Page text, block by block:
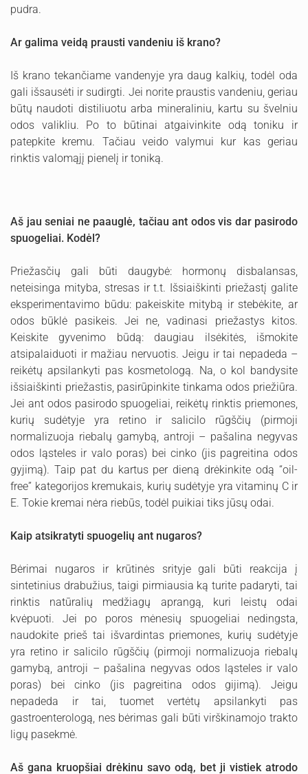
pudra.
Ar galima veidą prausti vandeniu iš krano?
Iš krano tekančiame vandenyje yra daug kalkių, todėl oda
gali išsausėti ir sudirgti. Jei norite praustis vandeniu, geriau
būtų naudoti distiliuotu arba mineraliniu, kartu su švelniu
odos valikliu. Po to būtinai atgaivinkite odą toniku ir
patepkite kremu. Tačiau veido valymui kur kas geriau
rinktis valomąjį pienelį ir toniką.
Aš jau seniai ne paauglė, tačiau ant odos vis dar pasirodo
spuogeliai. Kodėl?
Priežasčių gali būti daugybė: hormonų disbalansas,
neteisinga mityba, stresas ir t.t. Išsiaiškinti priežastį galite
eksperimentavimo būdu: pakeiskite mitybą ir stebėkite, ar
odos būklė pasikeis. Jei ne, vadinasi priežastys kitos.
Keiskite gyvenimo būdą: daugiau ilsėkitės, išmokite
atsipalaiduoti ir mažiau nervuotis. Jeigu ir tai nepadeda –
reikėtų apsilankyti pas kosmetologą. Na, o kol bandysite
išsiaiškinti priežastis, pasirūpinkite tinkama odos priežiūra.
Jei ant odos pasirodo spuogeliai, reikėtų rinktis priemones,
kurių sudėtyje yra retino ir salicilo rūgščių (pirmoji
normalizuoja riebalų gamybą, antroji – pašalina negyvas
odos ląsteles ir valo poras) bei cinko (jis pagreitina odos
gyjimą). Taip pat du kartus per dieną drėkinkite odą “oil-
free” kategorijos kremukais, kurių sudėtyje yra vitaminų C ir
E. Tokie kremai nėra riebūs, todėl puikiai tiks jūsų odai.
Kaip atsikratyti spuogelių ant nugaros?
Bėrimai nugaros ir krūtinės srityje gali būti reakcija į
sintetinius drabužius, taigi pirmiausia ką turite padaryti, tai
rinktis natūralių medžiagų aprangą, kuri leistų odai
kvėpuoti. Jei po poros mėnesių spuogeliai nedingsta,
naudokite prieš tai išvardintas priemones, kurių sudėtyje
yra retino ir salicilo rūgščių (pirmoji normalizuoja riebalų
gamybą, antroji – pašalina negyvas odos ląsteles ir valo
poras) bei cinko (jis pagreitina odos gijimą). Jeigu
nepadeda ir tai, tuomet vertėtų apsilankyti pas
gastroenterologą, nes bėrimas gali būti virškinamojo trakto
ligų pasekmė.
Aš gana kruopšiai drėkinu savo odą, bet ji vistiek atrodo